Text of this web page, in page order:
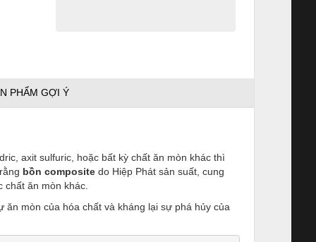
PHẨM GỢI Ý
axit sulfuric, hoặc bất kỳ chất ăn mòn khác thì
bồn composite do Hiệp Phát sản suất, cung
ăn mòn khác.
mòn của hóa chất và kháng lại sự phá hủy của